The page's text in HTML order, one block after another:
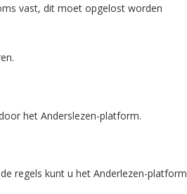
vast, dit moet opgelost worden
het Anderslezen-platform.
regels kunt u het Anderlezen-platform